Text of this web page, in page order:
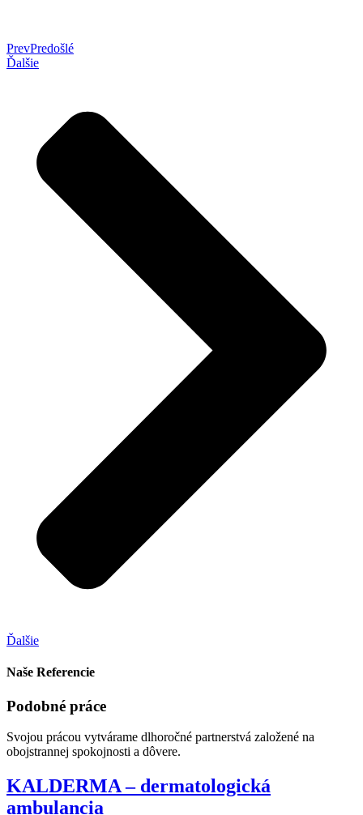
PrevPredošlé
Ďalšie
Ďalšie
Naše Referencie
Podobné práce
Svojou prácou vytvárame dlhoročné partnerstvá založené na
obojstrannej spokojnosti a dôvere.
KALDERMA – dermatologická
ambulancia